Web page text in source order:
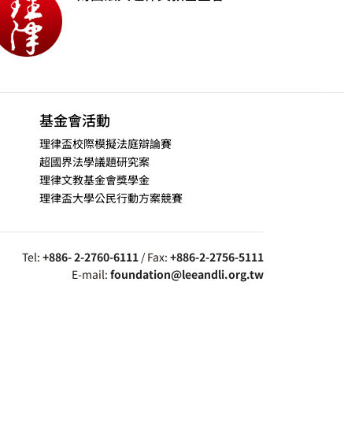
基金會活動
理律盃校際模擬法庭辯論賽
超國界法學議題研究案
理律文教基金會獎學金
理律盃大學公民行動方案競賽
Tel: +886- 2-2760-6111 / Fax: +886-2-2756-5111
E-mail: foundation@leeandli.org.tw